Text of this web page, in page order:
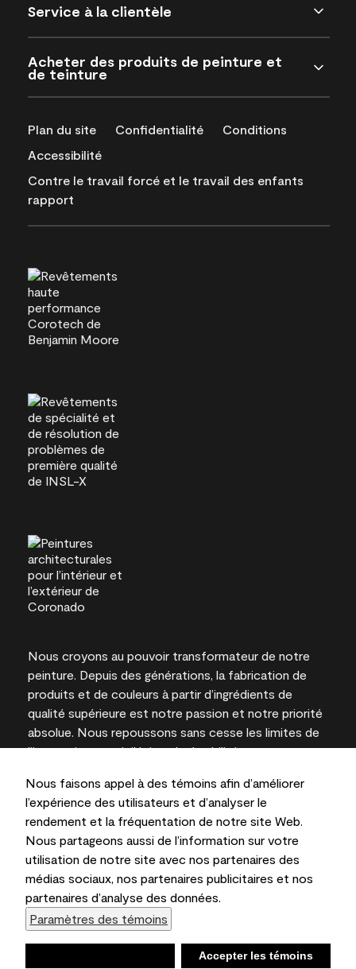
Nous faisons appel à des témoins afin d’améliorer
l’expérience des utilisateurs et d’analyser le
rendement et la fréquentation de notre site Web.
Nous partageons aussi de l’information sur votre
utilisation de notre site avec nos partenaires des
médias sociaux, nos partenaires publicitaires et nos
partenaires d’analyse des données.
Paramètres des témoins
Accepter les témoins
Service à la clientèle
Acheter des produits de peinture et
de teinture
Plan du site Confidentialité
Conditions
Accessibilité
Contre le travail forcé et le travail des enfants
rapport
Nous croyons au pouvoir transformateur de notre
peinture. Depuis des générations, la fabrication de
produits et de couleurs à partir d’ingrédients de
qualité supérieure est notre passion et notre priorité
absolue. Nous repoussons sans cesse les limites de
l’innovation et privilégions la durabilité pour
l’expertise locale.
Les couleurs représentées à l’écran et sur les
documents imprimés peuvent différer des couleurs
en contenant.